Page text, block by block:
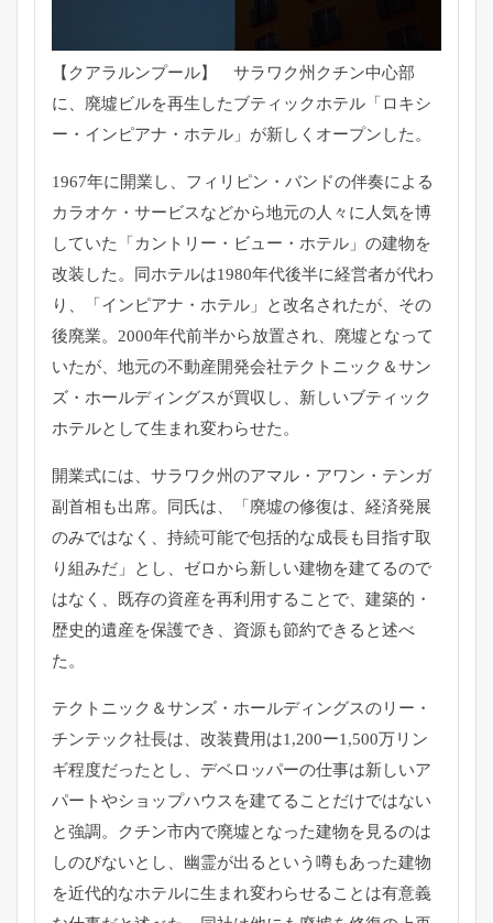
【クアラルンプール】 サラワク州クチン中心部
に、廃墟ビルを再生したブティックホテル「ロキシ
ー・インピアナ・ホテル」が新しくオープンした。
1967年に開業し、フィリピン・バンドの伴奏による
カラオケ・サービスなどから地元の人々に人気を博
していた「カントリー・ビュー・ホテル」の建物を
改装した。同ホテルは1980年代後半に経営者が代わ
り、「インピアナ・ホテル」と改名されたが、その
後廃業。2000年代前半から放置され、廃墟となって
いたが、地元の不動産開発会社テクトニック＆サン
ズ・ホールディングスが買収し、新しいブティック
ホテルとして生まれ変わらせた。
開業式には、サラワク州のアマル・アワン・テンガ
副首相も出席。同氏は、「廃墟の修復は、経済発展
のみではなく、持続可能で包括的な成長も目指す取
り組みだ」とし、ゼロから新しい建物を建てるので
はなく、既存の資産を再利用することで、建築的・
歴史的遺産を保護でき、資源も節約できると述べ
た。
テクトニック＆サンズ・ホールディングスのリー・
チンテック社長は、改装費用は1,200ー1,500万リン
ギ程度だったとし、デベロッパーの仕事は新しいア
パートやショップハウスを建てることだけではない
と強調。クチン市内で廃墟となった建物を見るのは
しのびないとし、幽霊が出るという噂もあった建物
を近代的なホテルに生まれ変わらせることは有意義